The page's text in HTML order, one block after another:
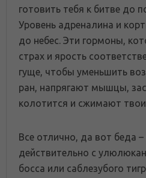
готовить тебя к битве до
Уровень адреналина и
до небес. Эти гормоны,
страх и ярость
гуще, чтобы уменьшить
ран, напрягают мышцы,
колотится и сжимают твои
Все отлично, да вот беда
действительно с
босса или саблезубого